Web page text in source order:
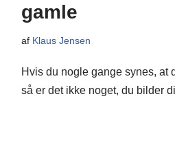
gamle
af Klaus Jensen
Hvis du nogle gange synes, at
så er det ikke noget, du bilder